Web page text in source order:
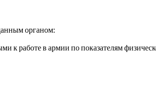
органом:
к работе в армии по показателям